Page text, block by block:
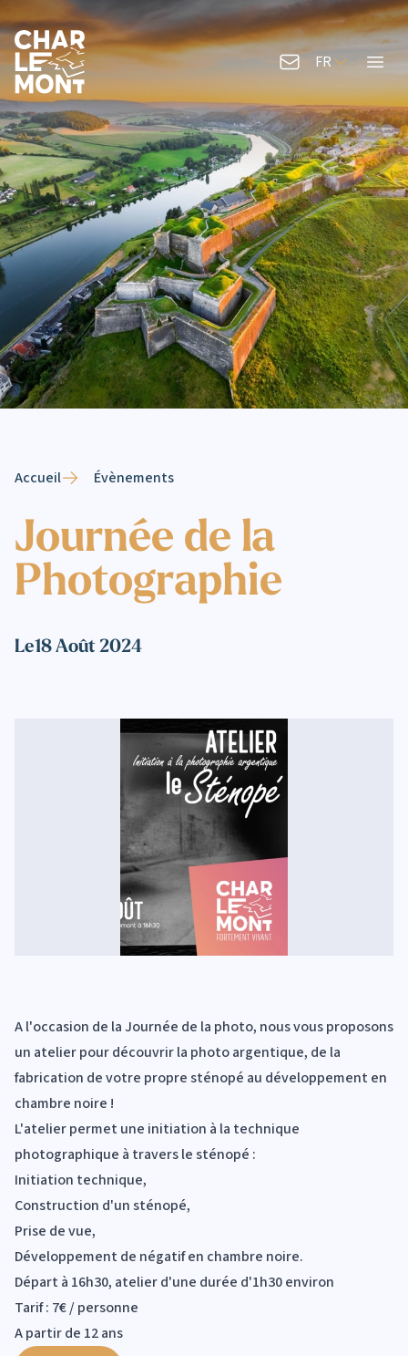
Logo de Charlemont
Contactez-nous
FR
Menu
Accueil Évènements
Journée de la
Photographie
Le18 Août 2024
A l'occasion de la Journée de la photo, nous vous proposons
un atelier pour découvrir la photo argentique, de la
fabrication de votre propre sténopé au développement en
chambre noire !
L'atelier permet une initiation à la technique
photographique à travers le sténopé :
Initiation technique,
Construction d'un sténopé,
Prise de vue,
Développement de négatif en chambre noire.
Départ à 16h30, atelier d'une durée d'1h30 environ
Tarif : 7€ / personne
A partir de 12 ans